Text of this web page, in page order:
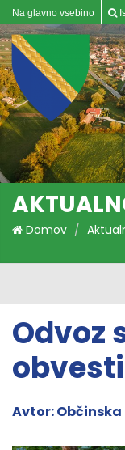
Na glavno vsebino
Domov
Odvoz
Avtor: Občinska